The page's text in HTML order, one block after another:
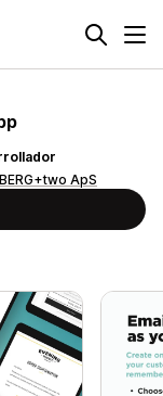
ApS